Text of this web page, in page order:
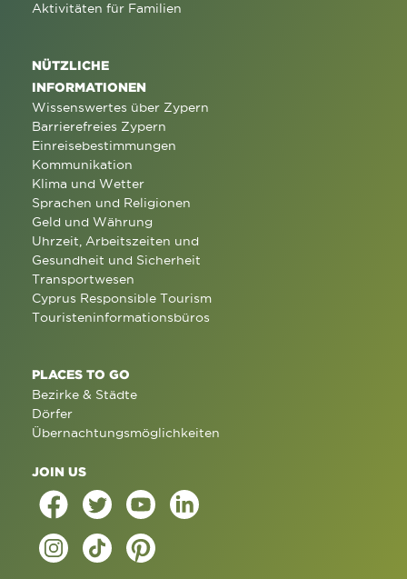
Aktivitäten für Familien
NÜTZLICHE
INFORMATIONEN
Wissenswertes über Zypern
Barrierefreies Zypern
Einreisebestimmungen
Kommunikation
Klima und Wetter
Sprachen und Religionen
Geld und Währung
Uhrzeit, Arbeitszeiten und
Gesundheit und Sicherheit
Transportwesen
Cyprus Responsible Tourism
Touristeninformationsbüros
PLACES TO GO
Bezirke & Städte
Dörfer
Übernachtungsmöglichkeiten
JOIN US